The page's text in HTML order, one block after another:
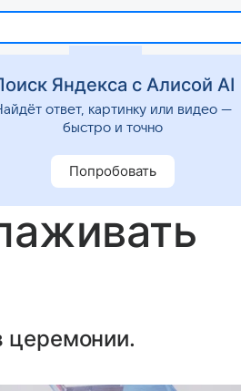
Гороскопы Стиль жизни
на
церемонии.
Яндекса с Алисой AI
ответ, картинку или видео —
быстро и точно
Попробовать